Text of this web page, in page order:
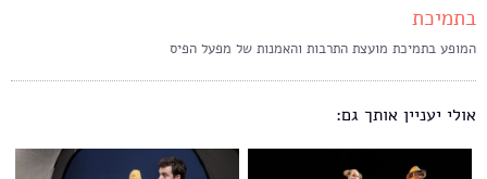
בתמיכת
המופע בתמיכת מועצת התרבות והאמנות של מפעל הפיס
אולי יעניין אותך גם: